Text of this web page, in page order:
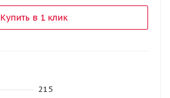
Купить в 1 клик
215